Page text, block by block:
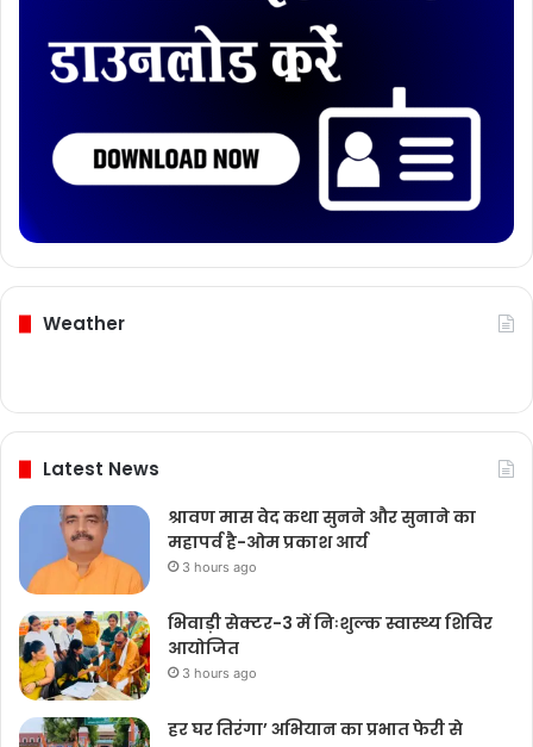
Weather
Latest News
श्रावण मास वेद कथा सुनने और सुनाने का
महापर्व है-ओम प्रकाश आर्य
3 hours ago
भिवाड़ी सेक्टर-3 में निःशुल्क स्वास्थ्य शिविर
आयोजित
3 hours ago
हर घर तिरंगा’ अभियान का प्रभात फेरी से